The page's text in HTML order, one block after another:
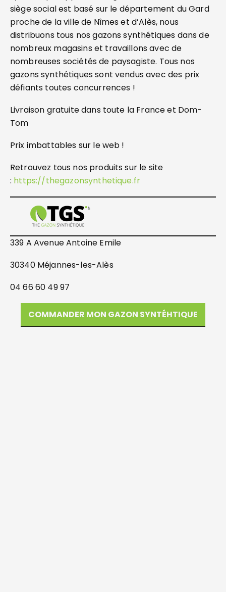
siège social est basé sur le département du Gard
proche de la ville de Nîmes et d’Alès, nous
distribuons tous nos gazons synthétiques dans de
nombreux magasins et travaillons avec de
nombreuses sociétés de paysagiste. Tous nos
gazons synthétiques sont vendus avec des prix
défiants toutes concurrences !
Livraison gratuite dans toute la France et Dom-
Tom
Prix imbattables sur le web !
Retrouvez tous nos produits sur le site
: https://thegazonsynthetique.fr
339 A Avenue Antoine Emile
30340 Méjannes-les-Alès
04 66 60 49 97
COMMANDER MON GAZON SYNTÉHTIQUE